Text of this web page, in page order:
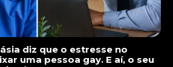
diz que o estresse no
uma pessoa gay. E aí, o seu